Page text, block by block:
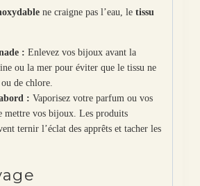
ne craigne pas l’eau, le tissu
: Enlevez vos bijoux avant la
ou la mer pour éviter que le tissu ne
ou de chlore.
: Vaporisez votre parfum ou vos
mettre vos bijoux. Les produits
ternir l’éclat des apprêts et tacher les